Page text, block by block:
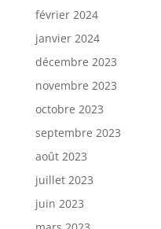
février 2024
janvier 2024
décembre 2023
novembre 2023
octobre 2023
septembre 2023
août 2023
juillet 2023
juin 2023